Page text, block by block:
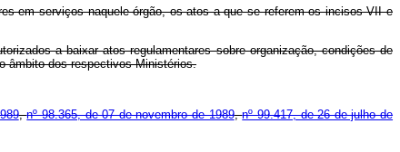
em serviços naquele órgão, os atos a que se referem os incisos VII e
a baixar atos regulamentares sobre organização, condições de
âmbito dos respectivos Ministérios.
,nº 98.365, de 07 de novembro de 1989,nº 99.417, de 26 de julho de